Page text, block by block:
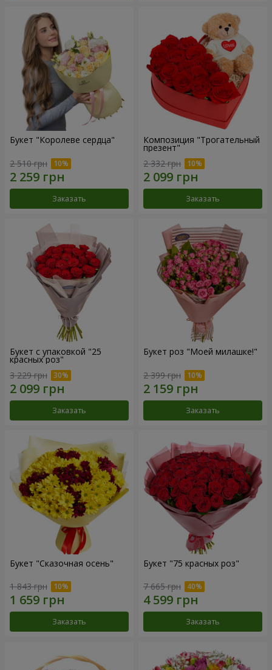
Букет "Королеве сердца"
2 510 грн
Заказать
Композиция "Трогательный
презент"
2 332 грн
Заказать
Букет с упаковкой "25
красных роз"
3 229 грн
Заказать
Букет роз "Моей милашке!"
2 399 грн
Заказать
Букет "Сказочная осень"
1 843 грн
Заказать
Букет "75 красных роз"
7 665 грн
Заказать